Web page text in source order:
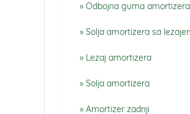
Odbojna guma amortizera
Solja amortizera sa
Lezaj amortizera
Solja amortizera
Amortizer zadnji